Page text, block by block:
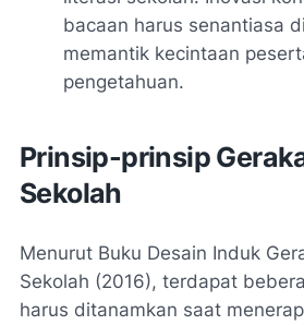
bacaan harus senantiasa
memantik kecintaan
pengetahuan.
Prinsip-prinsip
Sekolah
Menurut Buku Desain Induk
Sekolah (2016), terdapat
harus ditanamkan saat